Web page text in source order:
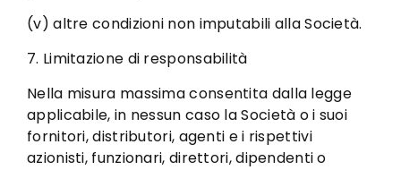
(v) altre condizioni non imputabili alla Società.
7. Limitazione di responsabilità
Nella misura massima consentita dalla legge
applicabile, in nessun caso la Società o i suoi
fornitori, distributori, agenti e i rispettivi
azionisti, funzionari, direttori, dipendenti o